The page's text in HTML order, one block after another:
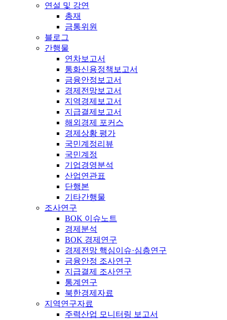
연설 및 강연
총재
금통위원
블로그
간행물
연차보고서
통화신용정책보고서
금융안정보고서
경제전망보고서
지역경제보고서
지급결제보고서
해외경제 포커스
경제상황 평가
국민계정리뷰
국민계정
기업경영분석
산업연관표
단행본
기타간행물
조사연구
BOK 이슈노트
경제분석
BOK 경제연구
경제전망 핵심이슈·심층연구
금융안정 조사연구
지급결제 조사연구
통계연구
북한경제자료
지역연구자료
주력산업 모니터링 보고서